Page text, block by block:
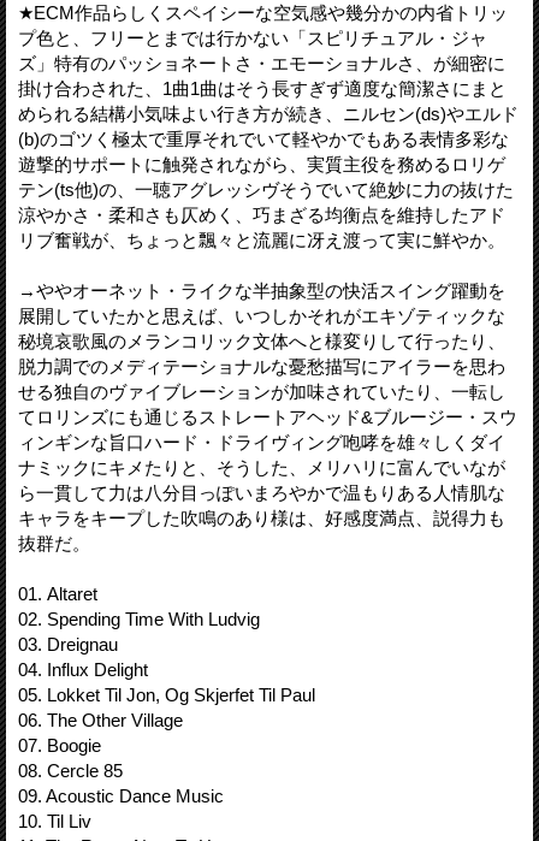
★ECM作品らしくスペイシーな空気感や幾分かの内省トリッ
プ色と、フリーとまでは行かない「スピリチュアル・ジャ
ズ」特有のパッショネートさ・エモーショナルさ、が細密に
掛け合わされた、1曲1曲はそう長すぎず適度な簡潔さにまと
められる結構小気味よい行き方が続き、ニルセン(ds)やエルド
(b)のゴツく極太で重厚それでいて軽やかでもある表情多彩な
遊撃的サポートに触発されながら、実質主役を務めるロリゲ
テン(ts他)の、一聴アグレッシヴそうでいて絶妙に力の抜けた
涼やかさ・柔和さも仄めく、巧まざる均衡点を維持したアド
リブ奮戦が、ちょっと飄々と流麗に冴え渡って実に鮮やか。
→ややオーネット・ライクな半抽象型の快活スイング躍動を
展開していたかと思えば、いつしかそれがエキゾティックな
秘境哀歌風のメランコリック文体へと様変りして行ったり、
脱力調でのメディテーショナルな憂愁描写にアイラーを思わ
せる独自のヴァイブレーションが加味されていたり、一転し
てロリンズにも通じるストレートアヘッド&ブルージー・スウ
ィンギンな旨口ハード・ドライヴィング咆哮を雄々しくダイ
ナミックにキメたりと、そうした、メリハリに富んでいなが
ら一貫して力は八分目っぽいまろやかで温もりある人情肌な
キャラをキープした吹鳴のあり様は、好感度満点、説得力も
抜群だ。
01. Altaret
02. Spending Time With Ludvig
03. Dreignau
04. Influx Delight
05. Lokket Til Jon, Og Skjerfet Til Paul
06. The Other Village
07. Boogie
08. Cercle 85
09. Acoustic Dance Music
10. Til Liv